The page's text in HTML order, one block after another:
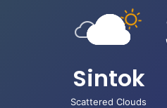
Sintok
Scattered Clouds